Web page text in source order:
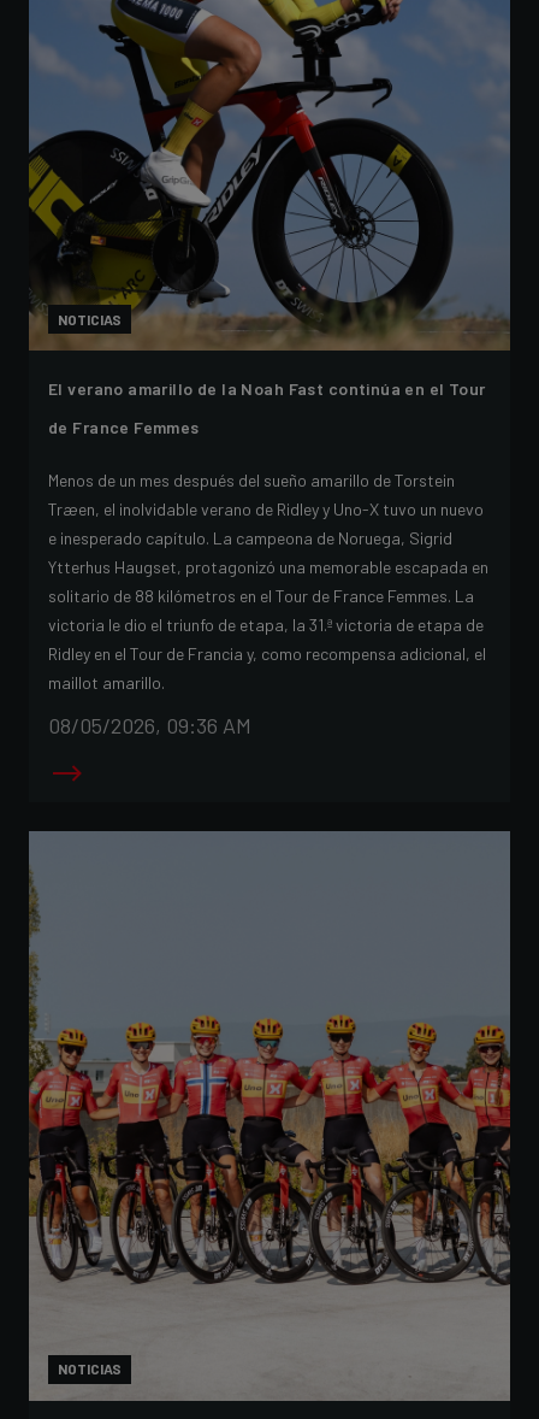
NOTICIAS
El verano amarillo de la Noah Fast continúa en el Tour
de France Femmes
Menos de un mes después del sueño amarillo de Torstein
Træen, el inolvidable verano de Ridley y Uno-X tuvo un nuevo
e inesperado capítulo. La campeona de Noruega, Sigrid
Ytterhus Haugset, protagonizó una memorable escapada en
solitario de 88 kilómetros en el Tour de France Femmes. La
victoria le dio el triunfo de etapa, la 31.ª victoria de etapa de
Ridley en el Tour de Francia y, como recompensa adicional, el
maillot amarillo.
08/05/2026, 09:36 AM
NOTICIAS